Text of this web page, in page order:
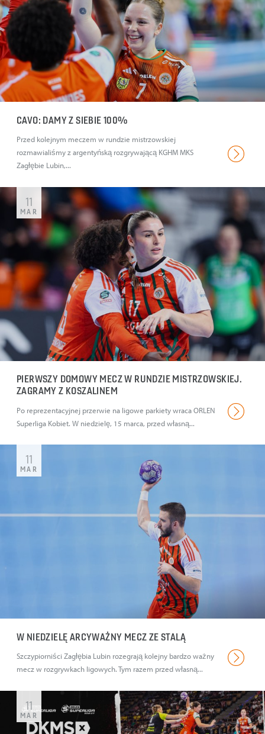
CAVO: DAMY Z SIEBIE 100%
Przed kolejnym meczem w rundzie mistrzowskiej
rozmawialiśmy z argentyńską rozgrywającą KGHM MKS
Zagłębie Lubin,...
PIERWSZY DOMOWY MECZ W RUNDZIE MISTRZOWSKIEJ.
ZAGRAMY Z KOSZALINEM
Po reprezentacyjnej przerwie na ligowe parkiety wraca ORLEN
Superliga Kobiet. W niedzielę, 15 marca, przed własną...
11
MAR
W NIEDZIELĘ ARCYWAŻNY MECZ ZE STALĄ
Szczypiorniści Zagłębia Lubin rozegrają kolejny bardzo ważny
mecz w rozgrywkach ligowych. Tym razem przed własną...
11
MAR
11
MAR